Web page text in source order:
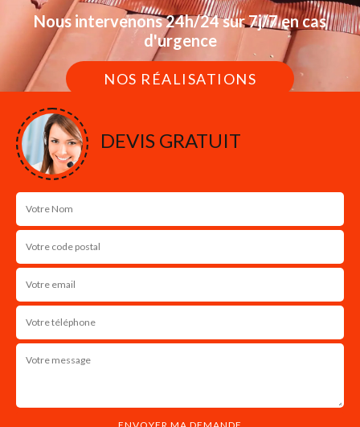
Nous intervenons 24h/24 sur 7j/7 en cas
d'urgence
NOS RÉALISATIONS
DEVIS GRATUIT